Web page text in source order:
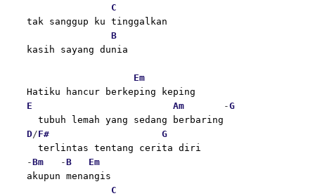
C
  tak sanggup ku tinggalkan
B
  kasih sayang dunia
Em
  Hatiku hancur berkeping keping
E
Am
       -
G
    tubuh lemah yang sedang berbaring
D/F#
G
    terlintas tentang cerita diri
  -
Bm
   -
B
Em
  akupun menangis
C